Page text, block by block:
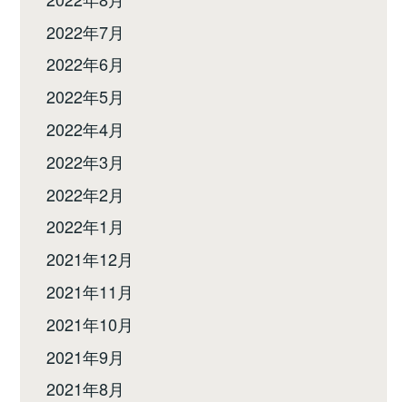
2022年7月
2022年6月
2022年5月
2022年4月
2022年3月
2022年2月
2022年1月
2021年12月
2021年11月
2021年10月
2021年9月
2021年8月